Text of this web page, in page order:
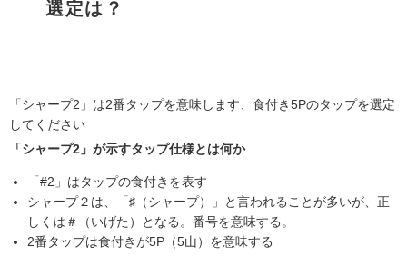
選定は？
「シャープ2」は2番タップを意味します、食付き5Pのタップを選定
してください
「シャープ2」が示すタップ仕様とは何か
「#2」はタップの食付きを表す
シャープ２は、「♯（シャープ）」と言われることが多いが、正
しくは＃（いげた）となる。番号を意味する。
2番タップは食付きが5P（5山）を意味する